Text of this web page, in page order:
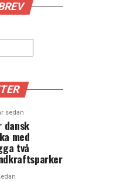
sedan
dansk
med
två